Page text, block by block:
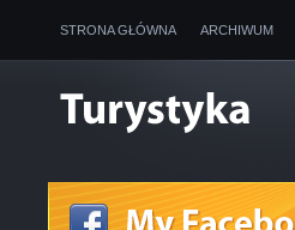
STRONA GŁÓWNA ARCHIWUM